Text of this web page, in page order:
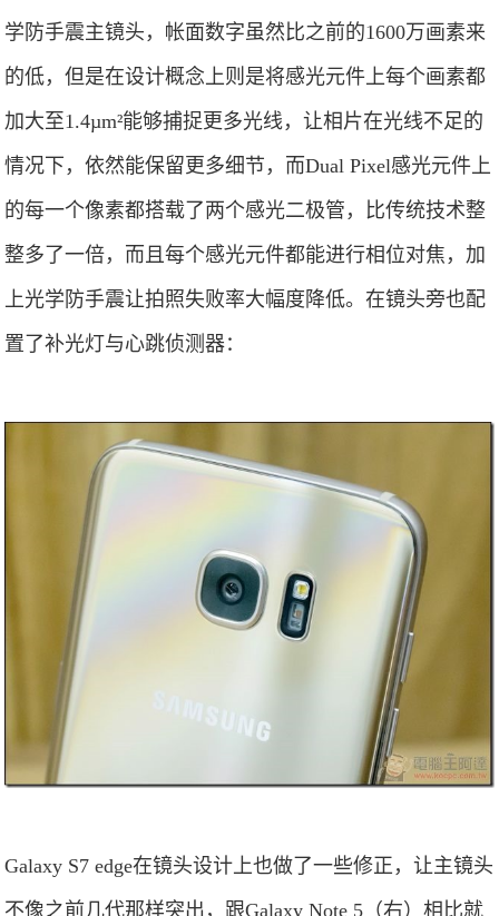
学防手震主镜头，帐面数字虽然比之前的1600万画素来
的低，但是在设计概念上则是将感光元件上每个画素都
加大至1.4µm²能够捕捉更多光线，让相片在光线不足的
情况下，依然能保留更多细节，而Dual Pixel感光元件上
的每一个像素都搭载了两个感光二极管，比传统技术整
整多了一倍，而且每个感光元件都能进行相位对焦，加
上光学防手震让拍照失败率大幅度降低。在镜头旁也配
置了补光灯与心跳侦测器：
Galaxy S7 edge在镜头设计上也做了一些修正，让主镜头
不像之前几代那样突出，跟Galaxy Note 5（右）相比就